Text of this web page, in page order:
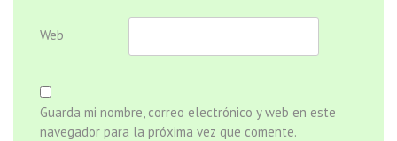
Web
Guarda mi nombre, correo electrónico y web en este
navegador para la próxima vez que comente.